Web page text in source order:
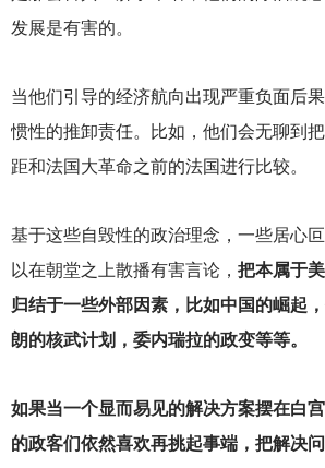
发展是有害的。
当他们引导的经济航向出现严重负面后
惯性的推卸责任。比如，他们会无聊到
距和法国大革命之前的法国进行比较。
基于这些自毁性的政治理念，一些居心
以在朝堂之上散播有害言论， 把本属于
归结于一些外部因素，比如中国的崛起
朗的核武计划，委内瑞拉的政变等等。
如果当一个显而易见的解决方案摆在白
的政客们依然喜欢再挑起事端，把解决